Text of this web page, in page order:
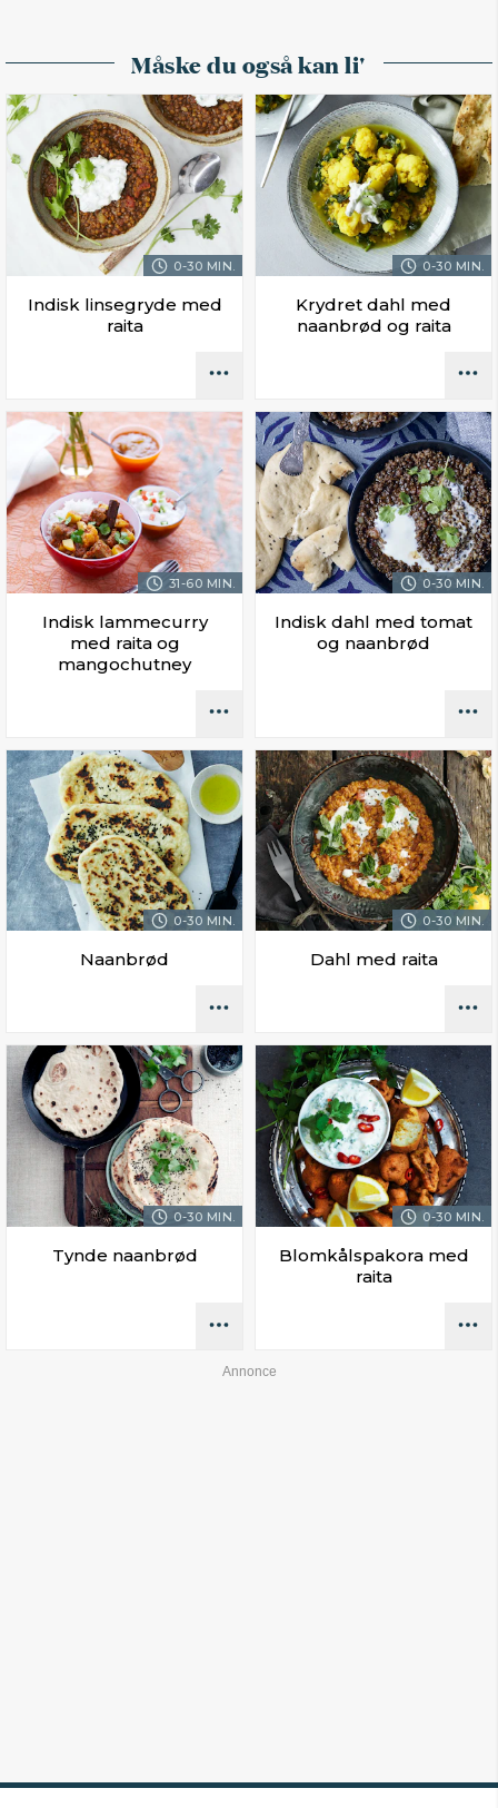
Måske du også kan li'
0-30 MIN.
Indisk linsegryde med
raita
0-30 MIN.
Krydret dahl med
naanbrød og raita
31-60 MIN.
Indisk lammecurry
med raita og
mangochutney
0-30 MIN.
Indisk dahl med tomat
og naanbrød
0-30 MIN.
Naanbrød
0-30 MIN.
Dahl med raita
0-30 MIN.
Tynde naanbrød
0-30 MIN.
Blomkålspakora med
raita